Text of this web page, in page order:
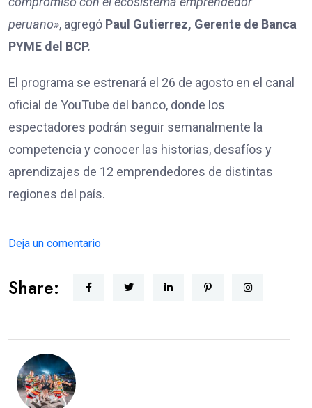
peruano», agregó Paul Gutierrez, Gerente de Banca
PYME del BCP.
El programa se estrenará el 26 de agosto en el canal
oficial de YouTube del banco, donde los
espectadores podrán seguir semanalmente la
competencia y conocer las historias, desafíos y
aprendizajes de 12 emprendedores de distintas
regiones del país.
Deja un comentario
Share: